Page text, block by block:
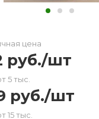
цена
руб./шт
5 тыс.
руб./шт
15 тыс.